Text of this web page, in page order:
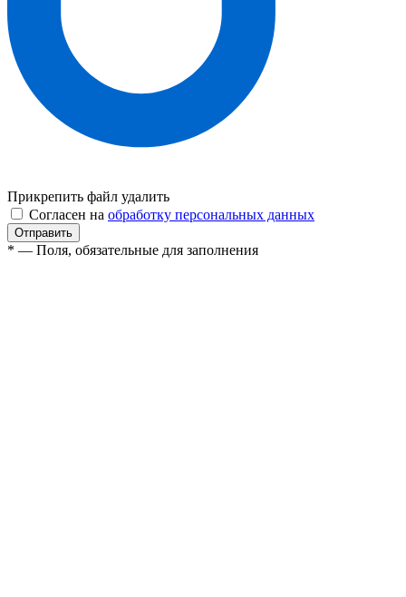
Прикрепить файл удалить
Согласен на обработку персональных данных
* — Поля, обязательные для заполнения